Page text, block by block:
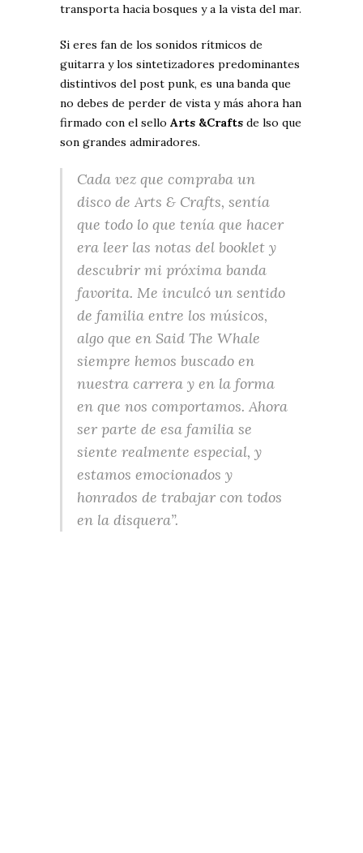
transporta hacia bosques y a la vista del mar.
Si eres fan de los sonidos rítmicos de
guitarra y los sintetizadores predominantes
distintivos del post punk, es una banda que
no debes de perder de vista y más ahora han
firmado con el sello Arts &Crafts de lso que
son grandes admiradores.
Cada vez que compraba un
disco de Arts & Crafts, sentía
que todo lo que tenía que hacer
era leer las notas del booklet y
descubrir mi próxima banda
favorita. Me inculcó un sentido
de familia entre los músicos,
algo que en Said The Whale
siempre hemos buscado en
nuestra carrera y en la forma
en que nos comportamos. Ahora
ser parte de esa familia se
siente realmente especial, y
estamos emocionados y
honrados de trabajar con todos
en la disquera”.